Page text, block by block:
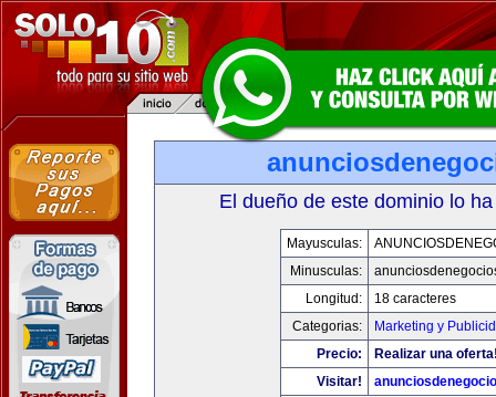
El dueño de este dominio lo
Mayusculas:
Minusculas:
Longitud:
18 caracteres
Categorias:
Marketing y
Precio:
Realizar una
Visitar!